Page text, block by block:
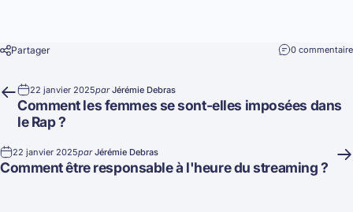
Partager 0 commentaire
22 janvier 2025parJérémie Debras
Comment les femmes se sont-elles imposées dans
le Rap ?
22 janvier 2025parJérémie Debras
Comment être responsable à l'heure du streaming ?